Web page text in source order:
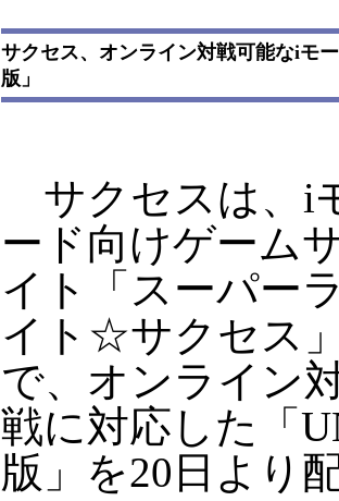
サクセス、オンライン対戦可能なiモ
版」
サクセスは、i
ード向けゲーム
イト「スーパー
イト☆サクセス
で、オンライン
戦に対応した「
版」を20日より